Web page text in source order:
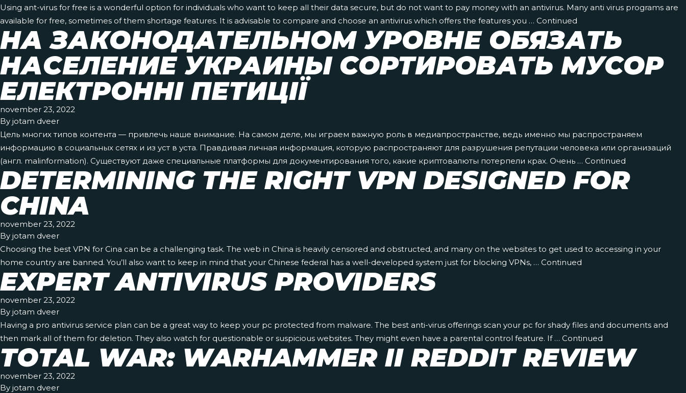
Using ant-virus for free is a wonderful option for individuals who want to keep all their data secure, but do not want to pay money with an antivirus. Many anti virus programs are
available for free, sometimes of them shortage features. It is advisable to compare and choose an antivirus which offers the features you … Continued
НА ЗАКОНОДАТЕЛЬНОМ УРОВНЕ ОБЯЗАТЬ
НАСЕЛЕНИЕ УКРАИНЫ СОРТИРОВАТЬ МУСОР
ЕЛЕКТРОННІ ПЕТИЦІЇ
november 23, 2022
By jotam dveer
Цель многих типов контента — привлечь наше внимание. На самом деле, мы играем важную роль в медиапространстве, ведь именно мы распространяем
информацию в социальных сетях и из уст в уста. Правдивая личная информация, которую распространяют для разрушения репутации человека или организаций
(англ. malinformation). Существуют даже специальные платформы для документирования того, какие криптовалюты потерпели крах. Очень … Continued
DETERMINING THE RIGHT VPN DESIGNED FOR
CHINA
november 23, 2022
By jotam dveer
Choosing the best VPN for Cina can be a challenging task. The web in China is heavily censored and obstructed, and many on the websites to get used to accessing in your
home country are banned. You’ll also want to keep in mind that your Chinese federal has a well-developed system just for blocking VPNs, … Continued
EXPERT ANTIVIRUS PROVIDERS
november 23, 2022
By jotam dveer
Having a pro antivirus service plan can be a great way to keep your pc protected from malware. The best anti-virus offerings scan your pc for shady files and documents and
then mark all of them for deletion. They also watch for questionable or suspicious websites. They might even have a parental control feature. If … Continued
TOTAL WAR: WARHAMMER II REDDIT REVIEW
november 23, 2022
By jotam dveer